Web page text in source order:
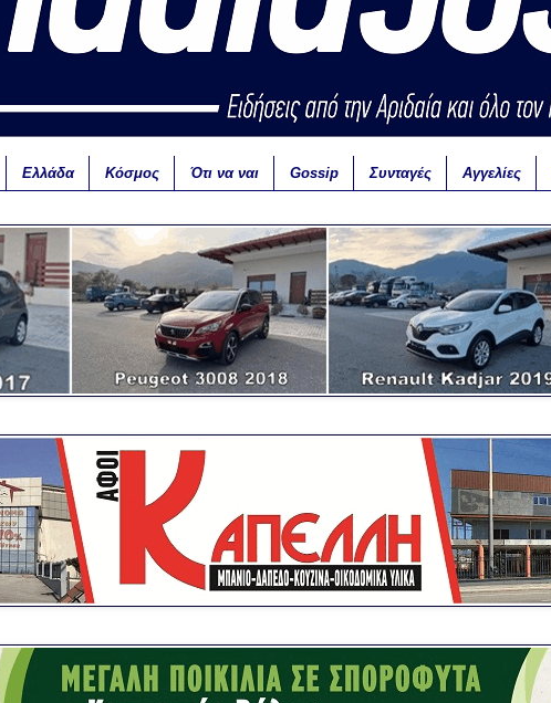
Ελλάδα Κόσμος Ότι να ναι Gossip Συνταγές Αγγελίες